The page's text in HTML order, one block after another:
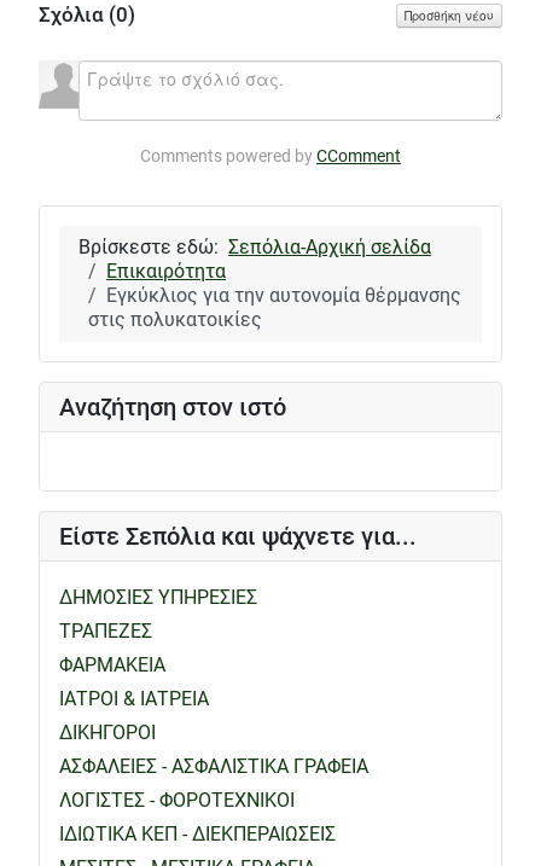
Αναζήτηση στον ιστό
Είστε Σεπόλια και ψάχνετε για...
ΔΗΜΟΣΙΕΣ ΥΠΗΡΕΣΙΕΣ
ΤΡΑΠΕΖΕΣ
ΦΑΡΜΑΚΕΙΑ
ΙΑΤΡΟΙ & ΙΑΤΡΕΙΑ
ΔΙΚΗΓΟΡΟΙ
ΑΣΦΑΛΕΙΕΣ - ΑΣΦΑΛΙΣΤΙΚΑ ΓΡΑΦΕΙΑ
ΛΟΓΙΣΤΕΣ - ΦΟΡΟΤΕΧΝΙΚΟΙ
ΙΔΙΩΤΙΚΑ ΚΕΠ - ΔΙΕΚΠΕΡΑΙΩΣΕΙΣ
Σχόλια (0) Προσθήκη νέου
Comments powered byCComment
Βρίσκεστε εδώ: Σεπόλια-Αρχική σελίδα
Επικαιρότητα
Εγκύκλιος για την αυτονομία θέρμανσης
στις πολυκατοικίες